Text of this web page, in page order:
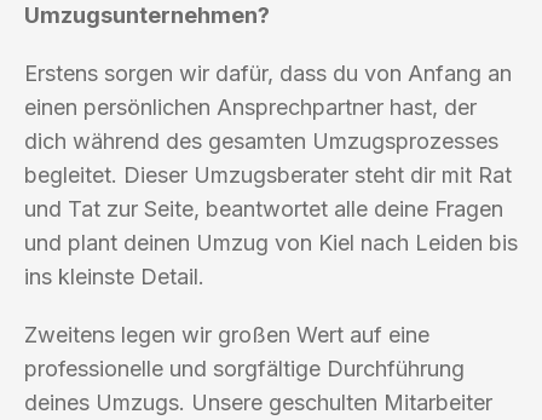
Umzugsunternehmen?
Erstens sorgen wir dafür, dass du von Anfang an
einen persönlichen Ansprechpartner hast, der
dich während des gesamten Umzugsprozesses
begleitet. Dieser Umzugsberater steht dir mit Rat
und Tat zur Seite, beantwortet alle deine Fragen
und plant deinen Umzug von Kiel nach Leiden bis
ins kleinste Detail.
Zweitens legen wir großen Wert auf eine
professionelle und sorgfältige Durchführung
deines Umzugs. Unsere geschulten Mitarbeiter